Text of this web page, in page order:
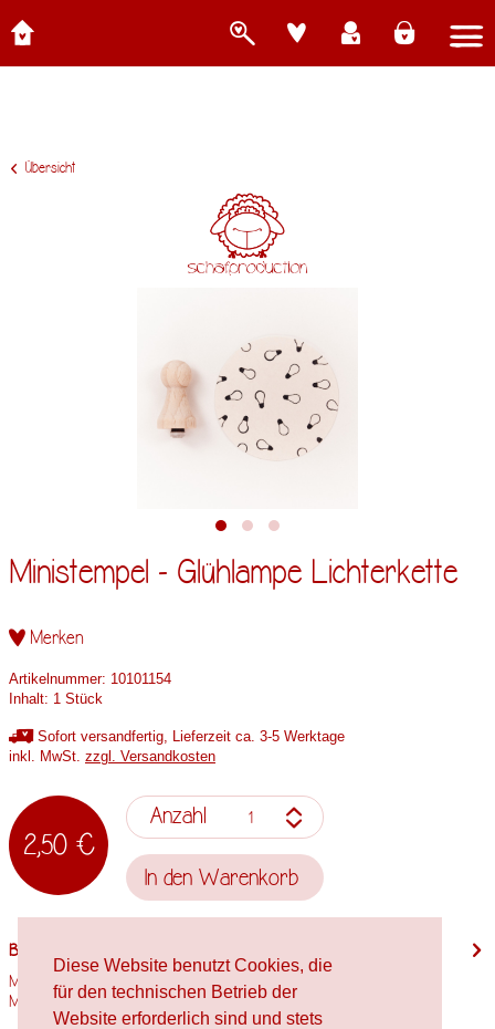
Diese Website benutzt Cookies, die
für den technischen Betrieb der
Website erforderlich sind und stets
Übersicht
Ministempel - Glühlampe Lichterkette
Merken
Artikelnummer: 10101154
Inhalt: 1 Stück
Sofort versandfertig, Lieferzeit ca. 3-5 Werktage
inkl. MwSt. zzgl. Versandkosten
2,50 €
Anzahl
In den Warenkorb
Beschreibung
Motivgröße: 7mm x 3,8mm Stempelholzgröße: Spielfigur Verwendete
Materialien Holz,...mehr